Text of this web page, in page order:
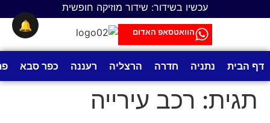
עכשיו בשידור: שידור מוזיקה חופשית
הוואטסאפ האדום
דף הבית נתניה חדרה הרצליה רעננה כפר סבא
תגית: רכב עירייה
🔔